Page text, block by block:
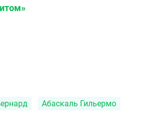
Абаскаль Гильермо